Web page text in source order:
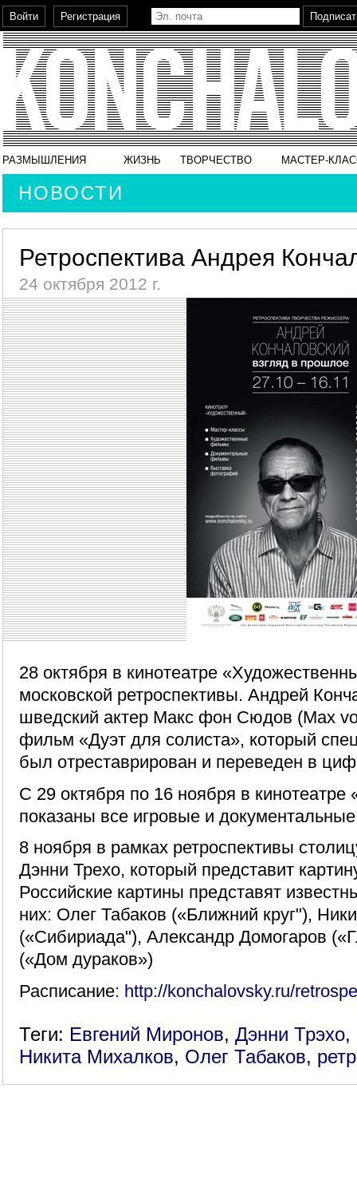
РАЗМЫШЛЕНИЯ ЖИЗНЬ ТВОРЧЕСТВО МАСТЕР-
НОВОСТИ
Ретроспектива Андрея
24 октября 2012 г.
28 октября в кинотеатре
московской ретроспективы. Андрей
шведский актер Макс фон Сюдов (Max
фильм «Дуэт для солиста», который
был отреставрирован и переведен в
С 29 октября по 16 ноября в
показаны все игровые и
8 ноября в рамках ретроспективы
Дэнни Трехо, который представит
Российские картины представят
них: Олег Табаков («Ближний круг"),
(«Сибириада"), Александр Домогаров
(«Дом дураков»)
Расписание: http://konchalovsky.ru/
Теги: Евгений Миронов, Дэнни Трэхо,
Никита Михалков, Олег Табаков,